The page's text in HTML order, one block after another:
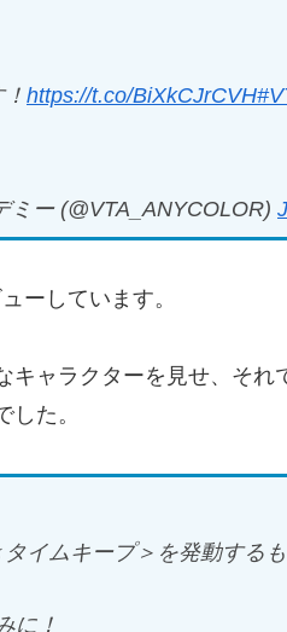
https://t.co/BiXkCJrCVH
ー (@VTA_ANYCOLOR)
ーしています。
キャラクターを見せ、それ
た。
イムキープ＞を発動する
に！